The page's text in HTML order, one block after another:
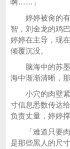
啊……」
婷婷被肏的有
智，刘金龙的鸡
婷婷在主导，现
倾覆沉没。
脑海中的苏墨
海中渐渐清晰，
小穴的肉壁紧
寸信息悉数传达
负责丈量，婷婷
「难道只要肉
是那些黑人的尺